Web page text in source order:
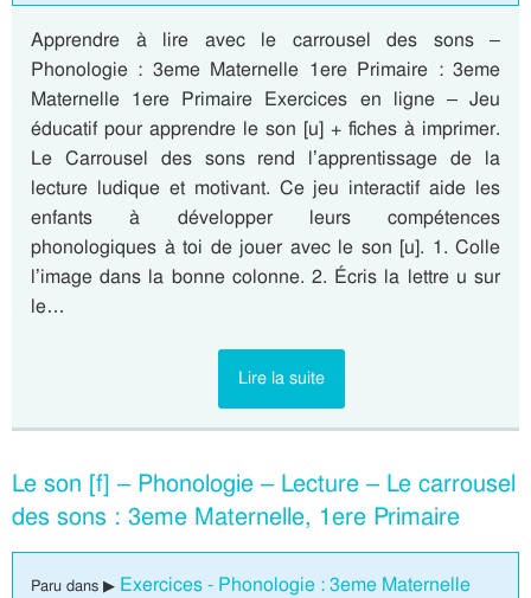
Apprendre à lire avec le carrousel des sons –
Phonologie : 3eme Maternelle 1ere Primaire : 3eme
Maternelle 1ere Primaire Exercices en ligne – Jeu
éducatif pour apprendre le son [u] + fiches à imprimer.
Le Carrousel des sons rend l’apprentissage de la
lecture ludique et motivant. Ce jeu interactif aide les
enfants à développer leurs compétences
phonologiques à toi de jouer avec le son [u]. 1. Colle
l’image dans la bonne colonne. 2. Écris la lettre u sur
le…
Lire la suite
Le son [f] – Phonologie – Lecture – Le carrousel
des sons : 3eme Maternelle, 1ere Primaire
Paru dans ▶ Exercices - Phonologie : 3eme Maternelle